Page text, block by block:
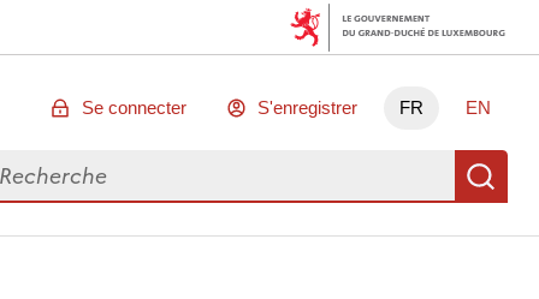
Se connecter S'enregistrer FR EN
des données